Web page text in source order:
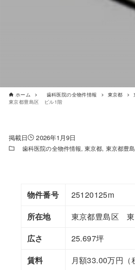
ホーム 歯科医院の全物件情報 東京都
東京都豊島区 ビル1階
2026年1月9日
歯科医院の全物件情報 東京都 東京都豊
物件番号
25120125m
所在地
東京都豊島区 東
広さ
25.697坪
賃料
月額33.00万円（